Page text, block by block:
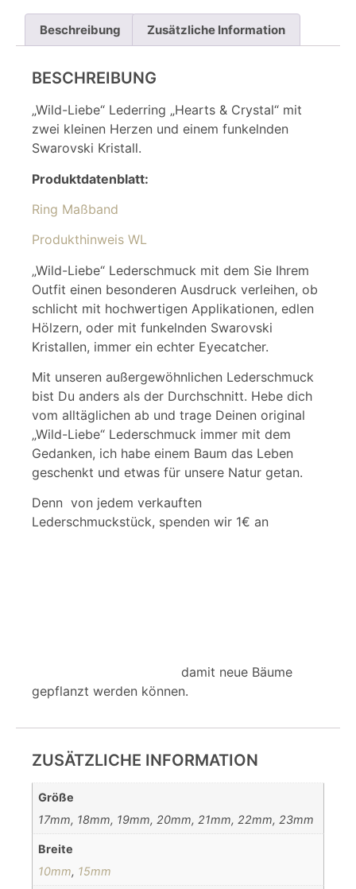
Beschreibung Zusätzliche Information
BESCHREIBUNG
„Wild-Liebe“ Lederring „Hearts & Crystal“ mit
zwei kleinen Herzen und einem funkelnden
Swarovski Kristall.
Produktdatenblatt:
Ring Maßband
Produkthinweis WL
„Wild-Liebe“ Lederschmuck mit dem Sie Ihrem
Outfit einen besonderen Ausdruck verleihen, ob
schlicht mit hochwertigen Applikationen, edlen
Hölzern, oder mit funkelnden Swarovski
Kristallen, immer ein echter Eyecatcher.
Mit unseren außergewöhnlichen Lederschmuck
bist Du anders als der Durchschnitt. Hebe dich
vom alltäglichen ab und trage Deinen original
„Wild-Liebe“ Lederschmuck immer mit dem
Gedanken, ich habe einem Baum das Leben
geschenkt und etwas für unsere Natur getan.
Denn von jedem verkauften
Lederschmuckstück, spenden wir 1€ an
damit neue Bäume
gepflanzt werden können.
ZUSÄTZLICHE INFORMATION
Größe
17mm, 18mm, 19mm, 20mm, 21mm, 22mm, 23mm
Breite
10mm, 15mm